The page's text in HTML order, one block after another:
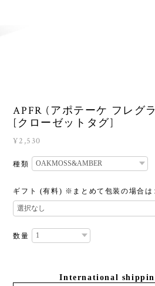
APFR (アポテーケ フレグ
[クローゼットタグ]
¥2,530
種類
ギフト (有料) ※まとめて包装の場合は
数量
International